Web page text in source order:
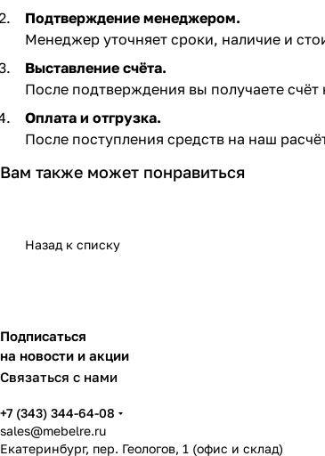
Подтверждение менеджером.
Менеджер уточняет сроки, наличие и
Выставление счёта.
После подтверждения вы получаете счёт
Оплата и отгрузка.
После поступления средств на наш
Вам также может понравиться
Назад к списку
Подписаться
на новости и акции
Связаться с нами
+7 (343) 344-64-08
sales@mebelre.ru
Екатеринбург, пер. Геологов, 1 (офис и склад)